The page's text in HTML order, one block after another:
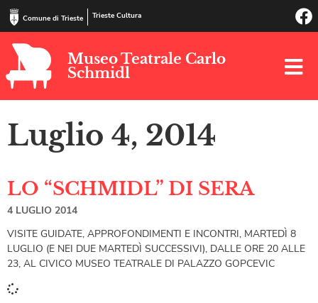
Comune di Trieste Trieste Cultura
Museo Teatrale Carlo
Schmidl
Luglio 4, 2014
LO “SCHMIDL” DI SERA
4 LUGLIO 2014
VISITE GUIDATE, APPROFONDIMENTI E INCONTRI, MARTEDÌ 8
LUGLIO (E NEI DUE MARTEDÌ SUCCESSIVI), DALLE ORE 20 ALLE
23, AL CIVICO MUSEO TEATRALE DI PALAZZO GOPCEVIC